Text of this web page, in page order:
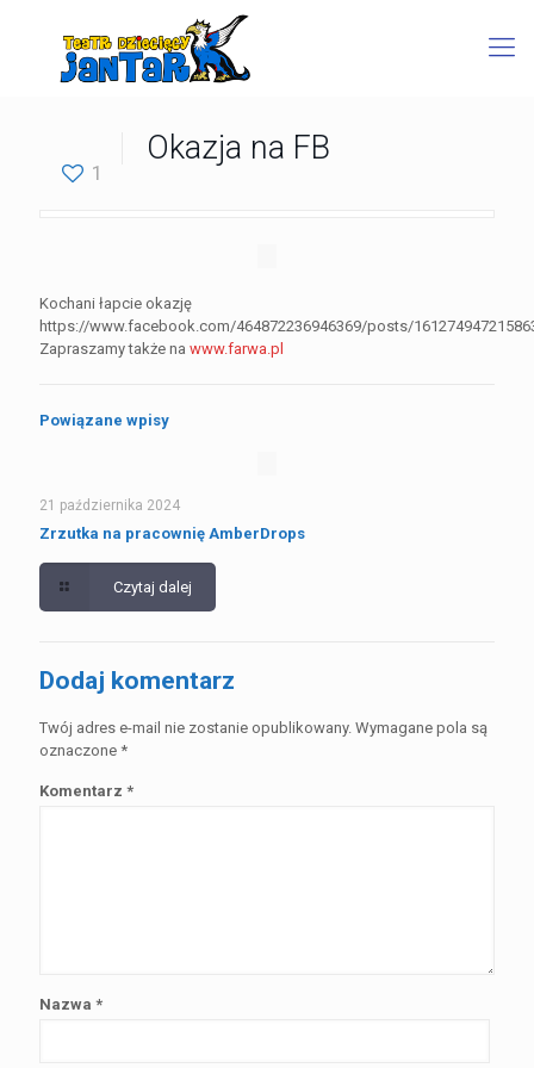
1
Okazja na FB
Kochani łapcie okazję
https://www.facebook.com/464872236946369/posts/
Zapraszamy także na www.farwa.pl
Powiązane wpisy
21 października 2024
Zrzutka na pracownię AmberDrops
Czytaj dalej
Dodaj komentarz
Twój adres e-mail nie zostanie opublikowany. Wymagane pola są
oznaczone *
Komentarz *
Nazwa *